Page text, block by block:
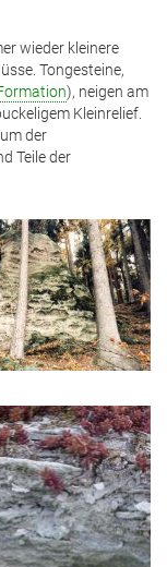
wieder kleinere
Tongesteine,
), neigen am
Kleinrelief.
der
Teile der